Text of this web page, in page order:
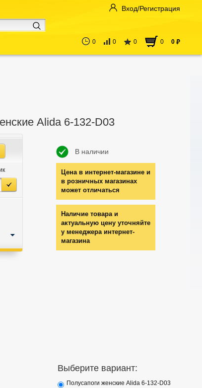
Вход/Регистрация
0 0 0 0 0 руб
Alida 6-132-D03
В наличии
Цена в интернет-магазине и
в розничных магазинах
может отличаться
Наличие товара и
актуальную цену уточняйте
у менеджера интернет-
магазина
Выберите вариант:
Полусапоги женские Alida 6-132-D03